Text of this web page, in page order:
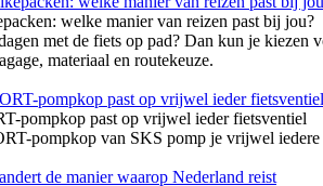
welke manier van reizen past bij jou?
met de fiets op pad? Dan kun je
materiaal en routekeuze.
pompkop past op vrijwel ieder fietsventiel
pompkop van SKS pomp je vrijwel